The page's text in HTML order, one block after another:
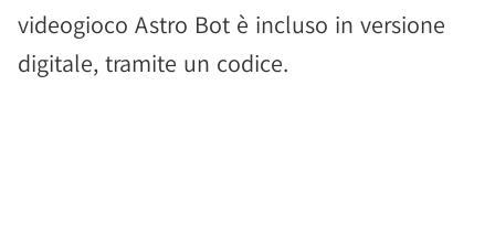
videogioco Astro Bot è incluso in versione
digitale, tramite un codice.